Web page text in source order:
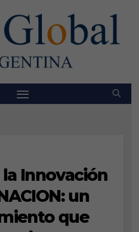
Innovación
un
que